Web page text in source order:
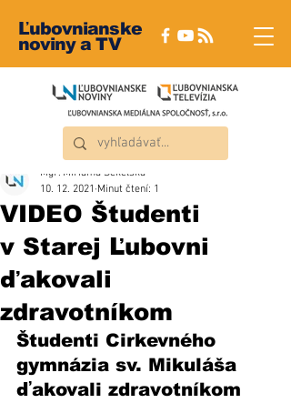
Ľubovnianske
noviny a TV
VIDEO Študenti
v Starej Ľubovni
ďakovali
zdravotníkom
Mgr. Miriama Sekelská
10. 12. 2021 Minut čtení: 1
Študenti Cirkevného
gymnázia sv. Mikuláša
ďakovali zdravotníkom